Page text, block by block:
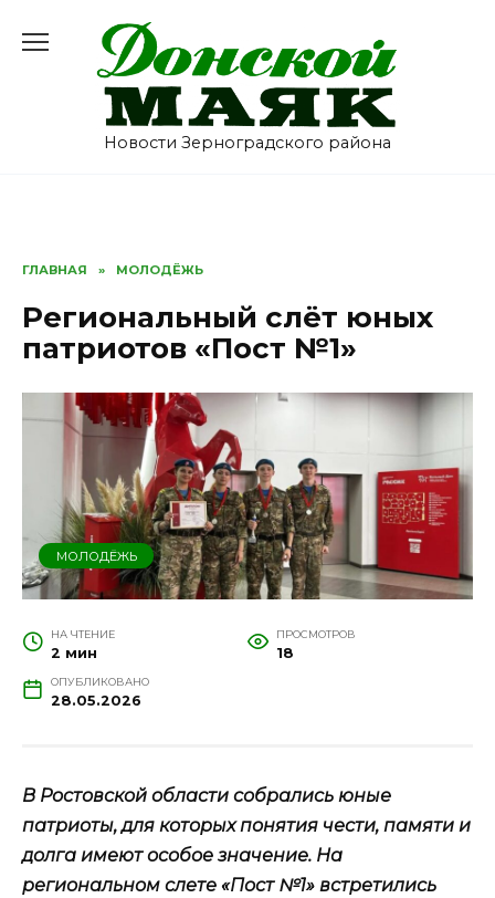
содержанию
Новости Зерноградского района
ГЛАВНАЯ » МОЛОДЁЖЬ
Региональный слёт юных
патриотов «Пост №1»
МОЛОДЁЖЬ
НА ЧТЕНИЕ
2 мин
ПРОСМОТРОВ
18
ОПУБЛИКОВАНО
28.05.2026
В Ростовской области собрались юные
патриоты, для которых понятия чести, памяти и
долга имеют особое значение. На
региональном слете «Пост №1» встретились